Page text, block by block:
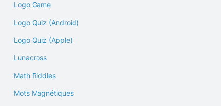
Logo Game
Logo Quiz (Android)
Logo Quiz (Apple)
Lunacross
Math Riddles
Mots Magnétiques